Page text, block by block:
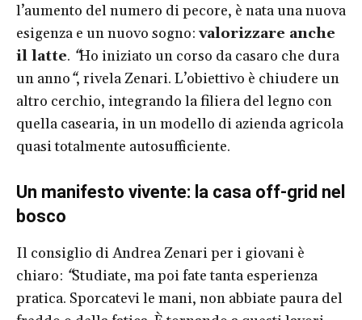
l’aumento del numero di pecore, è nata una nuova
esigenza e un nuovo sogno:valorizzare anche
il latte. “Ho iniziato un corso da casaro che dura
un anno“, rivela Zenari. L’obiettivo è chiudere un
altro cerchio, integrando la filiera del legno con
quella casearia, in un modello di azienda agricola
quasi totalmente autosufficiente.
Un manifesto vivente: la casa off-grid nel
bosco
Il consiglio di Andrea Zenari per i giovani è
chiaro: “Studiate, ma poi fate tanta esperienza
pratica. Sporcatevi le mani, non abbiate paura del